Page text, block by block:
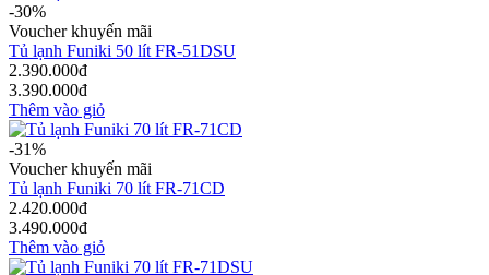
-30%
Voucher khuyến mãi
Tủ lạnh Funiki 50 lít FR-51DSU
2.390.000đ
3.390.000đ
Thêm vào giỏ
-31%
Voucher khuyến mãi
Tủ lạnh Funiki 70 lít FR-71CD
2.420.000đ
3.490.000đ
Thêm vào giỏ